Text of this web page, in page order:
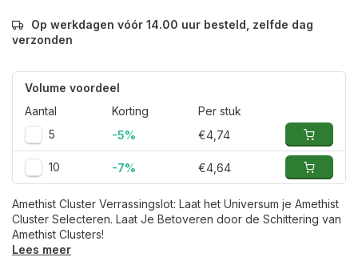
Op werkdagen vóór 14.00 uur besteld, zelfde dag
verzonden
Volume voordeel
Aantal
Korting
Per stuk
5
-5% €4,74
10 -7% €4,64
Amethist Cluster Verrassingslot: Laat het Universum je Amethist
Cluster Selecteren. Laat Je Betoveren door de Schittering van
Amethist Clusters!
Lees meer